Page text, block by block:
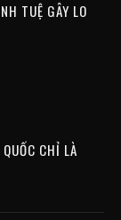
TUỆ GÂY LO
CHỈ LÀ